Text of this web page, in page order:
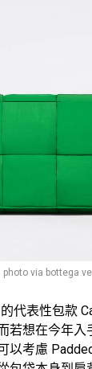
photo via bottega
的代表性包款
若想在今年
以考慮